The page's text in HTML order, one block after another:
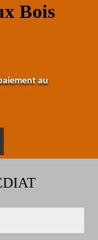
Bois
au